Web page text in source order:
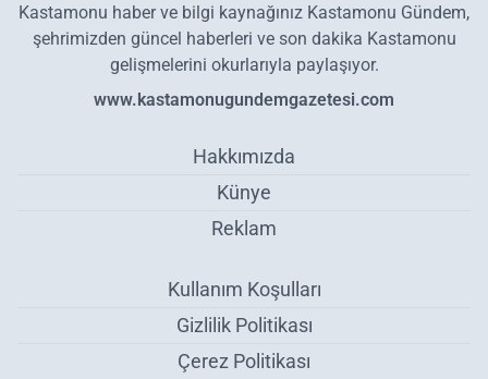
Kastamonu haber ve bilgi kaynağınız Kastamonu Gündem,
şehrimizden güncel haberleri ve son dakika Kastamonu
gelişmelerini okurlarıyla paylaşıyor.
www.kastamonugundemgazetesi.com
Hakkımızda
Künye
Reklam
Kullanım Koşulları
Gizlilik Politikası
Çerez Politikası